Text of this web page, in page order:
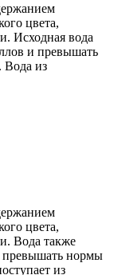
цвета,
Исходная вода
и превышать
Вода из
цвета,
Вода также
превышать нормы
из